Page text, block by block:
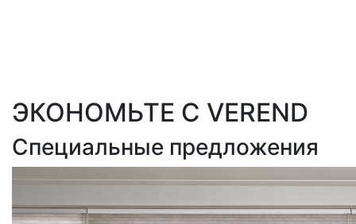
ЭКОНОМЬТЕ С VEREND
Специальные предложения